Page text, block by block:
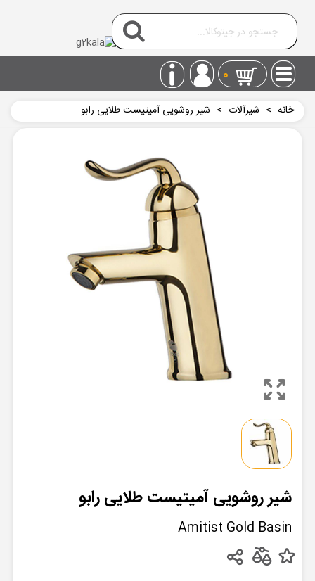
0
خانه > شیرآلات > شیر روشویی آمیتیست طلایی رابو
شیر روشویی آمیتیست طلایی رابو
Amitist Gold Basin